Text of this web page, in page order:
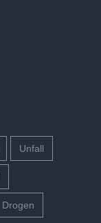
Unfall
Drogen